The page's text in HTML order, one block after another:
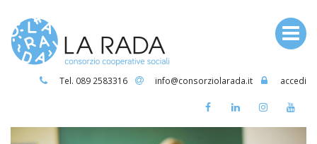
Tel. 089 2583316 info@consorziolarada.it accedi